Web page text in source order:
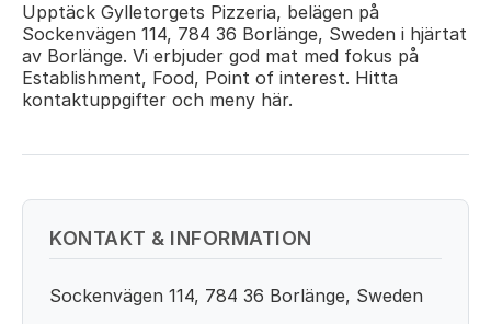
Upptäck Gylletorgets Pizzeria, belägen på
Sockenvägen 114, 784 36 Borlänge, Sweden i hjärtat
av Borlänge. Vi erbjuder god mat med fokus på
Establishment, Food, Point of interest. Hitta
kontaktuppgifter och meny här.
KONTAKT & INFORMATION
Sockenvägen 114, 784 36 Borlänge, Sweden